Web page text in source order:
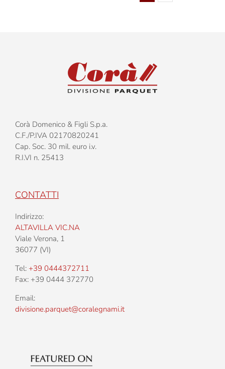
Corà Domenico & Figli S.p.a.
C.F./P.IVA 02170820241
Cap. Soc. 30 mil. euro i.v.
R.I.VI n. 25413
CONTATTI
Indirizzo:
ALTAVILLA VIC.NA
Viale Verona, 1
36077 (VI)
Tel: +39 0444372711
Fax: +39 0444 372770
Email:
divisione.parquet@coralegnami.it